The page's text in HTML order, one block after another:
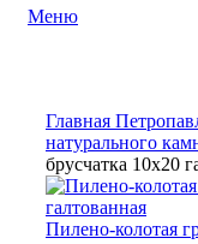
Меню
Главная
натурального
брусчатка 10х20
Пилено-колотая